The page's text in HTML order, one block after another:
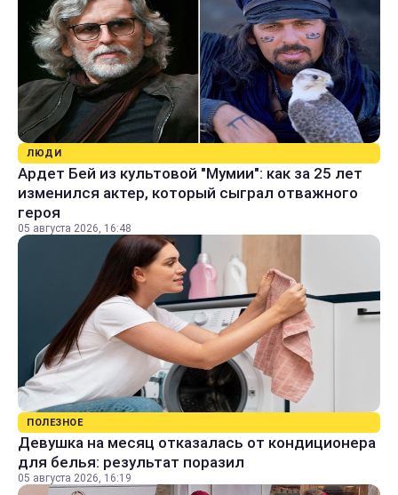
ЛЮДИ
Ардет Бей из культовой "Мумии": как за 25 лет
изменился актер, который сыграл отважного
героя
05 августа 2026, 16:48
ПОЛЕЗНОЕ
Девушка на месяц отказалась от кондиционера
для белья: результат поразил
05 августа 2026, 16:19